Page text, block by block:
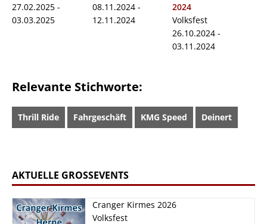
27.02.2025 -
03.03.2025
08.11.2024 -
12.11.2024
2024
Volksfest
26.10.2024 -
03.11.2024
Relevante Stichworte:
Thrill Ride Fahrgeschäft KMG Speed Deinert
AKTUELLE GROSSEVENTS
Cranger Kirmes 2026
Volksfest